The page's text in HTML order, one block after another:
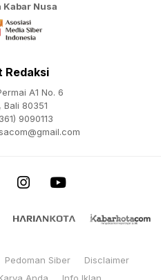
Kabar Nusa
Redaksi
A1 No. 6
Bali 80351
9090113
Pedoman Siber
Disclaimer
Anda Info Iklan